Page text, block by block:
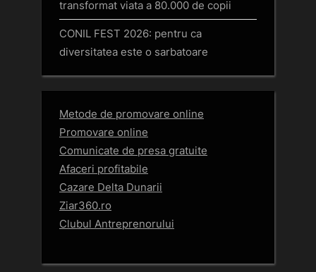
transformat viata a 80.000 de copii
CONIL FEST 2026: pentru ca
diversitatea este o sarbatoare
Metode de promovare online
Promovare online
Comunicate de presa gratuite
Afaceri profitabile
Cazare Delta Dunarii
Ziar360.ro
Clubul Antreprenorului